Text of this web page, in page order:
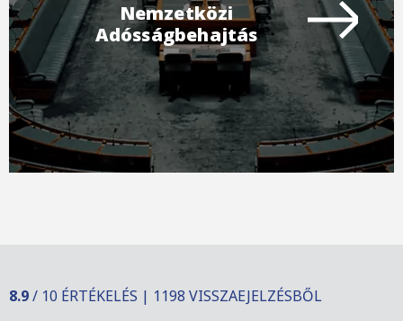
Nemzetközi
Adósságbehajtás
8.9/ 10 ÉRTÉKELÉS | 1198 VISSZAEJELZÉSBŐL